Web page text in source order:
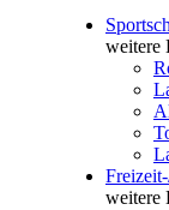
weitere
weitere